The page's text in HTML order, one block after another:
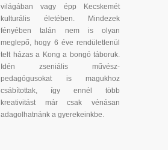
világában vagy épp Kecskemét
kulturális életében. Mindezek
fényében talán nem is olyan
meglepő, hogy 6 éve rendületlenül
telt házas a Kong a bongó táboruk.
Idén zseniális művész-
pedagógusokat is magukhoz
csábítottak, így ennél több
kreativitást már csak vénásan
adagolhatnánk a gyerekeinkbe.